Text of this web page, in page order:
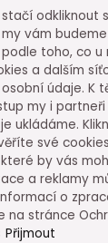
odkliknout
vám
toho, co u
a dalším
údaje. K
my i
ukládáme.
své
by vás
a reklamy
o
na stránce
Přijmout